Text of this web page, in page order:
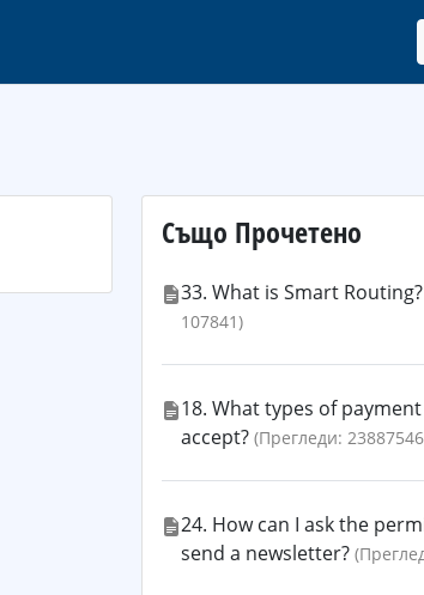
Също Прочетено
33. What is Smart Routing?
107841)
18. What types of
accept? (Прегледи:
24. How can I ask the
send a newsletter?